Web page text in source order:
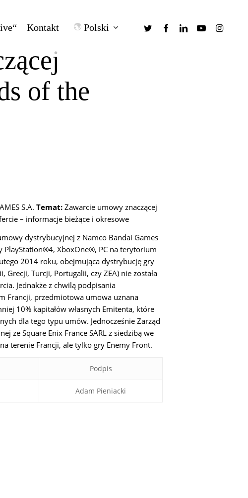
Kontakt Polski twitterfacebooklinkedinyoutube
of the
S.A. Temat: Zawarcie umowy znaczącej
– informacje bieżące i okresowe
dystrybucyjnej z Namco Bandai Games
PlayStation®4, XboxOne®, PC na terytorium
2014 roku, obejmująca dystrybucję gry
Turcji, Portugalii, czy ZEA) nie została
Jednakże z chwilą podpisania
Francji, przedmiotowa umowa uznana
10% kapitałów własnych Emitenta, które
dla tego typu umów. Jednocześnie Zarząd
ze Square Enix France SARL z siedzibą we
terenie Francji, ale tylko gry Enemy Front.
Podpis
Adam Pieniacki